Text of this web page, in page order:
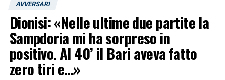
AVVERSARI
Dionisi: «Nelle ultime due partite la
Sampdoria mi ha sorpreso in
positivo. Al 40’ il Bari aveva fatto
zero tiri e…»